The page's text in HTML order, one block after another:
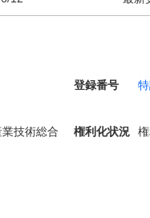
登録番号
技術総合
権利化状況